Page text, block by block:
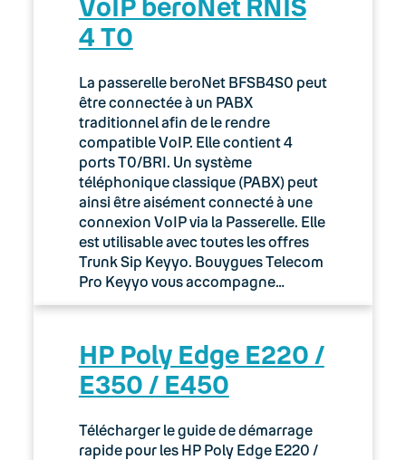
4 T0
La passerelle beroNet BFSB4S0 peut
être connectée à un PABX
traditionnel afin de le rendre
compatible VoIP. Elle contient 4
ports T0/BRI. Un système
téléphonique classique (PABX) peut
ainsi être aisément connecté à une
connexion VoIP via la Passerelle. Elle
est utilisable avec toutes les offres
Trunk Sip Keyyo. Bouygues Telecom
Pro Keyyo vous accompagne…
HP Poly Edge E220 /
E350 / E450
Télécharger le guide de démarrage
rapide pour les HP Poly Edge E220 /